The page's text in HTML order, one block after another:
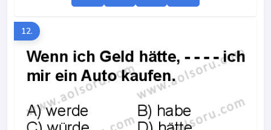
12.